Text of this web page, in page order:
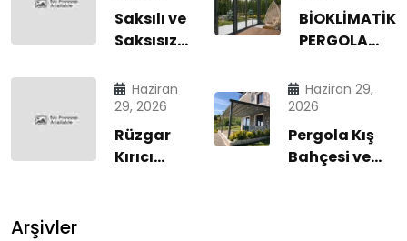
Saksılı ve
Saksısız
Kırıcı
Cam
Sistemleri
| Dört
BİOKLİMATİK
PERGOLA
DÖRT
MEVSİM
KONFORLU
DIŞ MEKÂN
YAŞAM
Haziran
29, 2026
Rüzgar
Kırıcı
Haziran 29,
2026
Pergola Kış
Bahçesi ve
Arşivler